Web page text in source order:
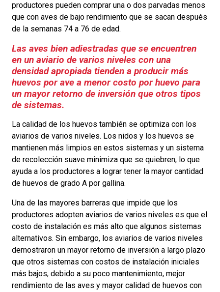
productores pueden comprar una o dos parvadas menos
que con aves de bajo rendimiento que se sacan después
de la semanas 74 a 76 de edad.
Las aves bien adiestradas que se encuentren
en un aviario de varios niveles con una
densidad apropiada tienden a producir más
huevos por ave a menor costo por huevo para
un mayor retorno de inversión que otros tipos
de sistemas.
La calidad de los huevos también se optimiza con los
aviarios de varios niveles. Los nidos y los huevos se
mantienen más limpios en estos sistemas y un sistema
de recolección suave minimiza que se quiebren, lo que
ayuda a los productores a lograr tener la mayor cantidad
de huevos de grado A por gallina.
Una de las mayores barreras que impide que los
productores adopten aviarios de varios niveles es que el
costo de instalación es más alto que algunos sistemas
alternativos. Sin embargo, los aviarios de varios niveles
demostraron un mayor retorno de inversión a largo plazo
que otros sistemas con costos de instalación iniciales
más bajos, debido a su poco mantenimiento, mejor
rendimiento de las aves y mayor calidad de huevos con